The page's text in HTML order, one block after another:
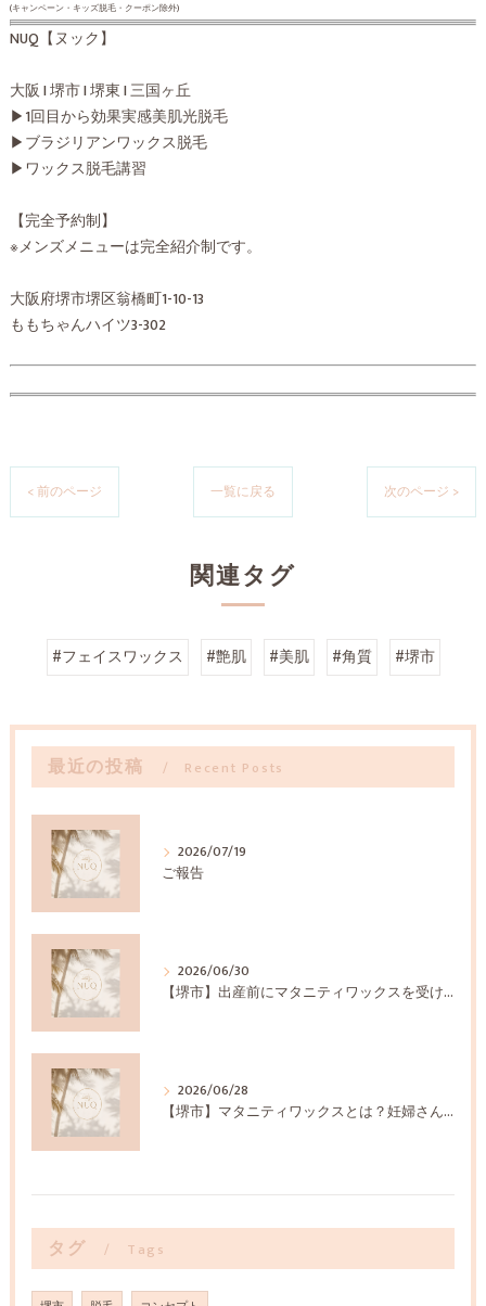
(キャンペーン・キッズ脱毛・クーポン除外)
NUQ【ヌック】
大阪 I 堺市 I 堺東 I 三国ヶ丘
▶︎1回目から効果実感美肌光脱毛
▶︎ブラジリアンワックス脱毛
▶︎ワックス脱毛講習
【完全予約制】
※メンズメニューは完全紹介制です。
大阪府堺市堺区翁橋町1-10-13
ももちゃんハイツ3-302
< 前のページ 一覧に戻る 次のページ >
関連タグ
#フェイスワックス #艶肌 #美肌 #角質 #堺市
最近の投稿 Recent Posts
2026/07/19
ご報告
2026/06/30
【堺市】出産前にマタニティワックスを受けるメリットとは？
2026/06/28
【堺市】マタニティワックスとは？妊婦さんに選ばれる理由
タグ Tags